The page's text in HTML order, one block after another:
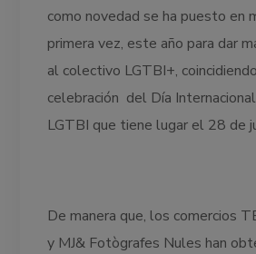
como novedad se ha puesto en
primera vez, este año para dar
al colectivo LGTBI+,
celebración del Día
LGTBI que tiene lugar el 28 de
De manera que, los comercios
y MJ& Fotògrafes Nules han